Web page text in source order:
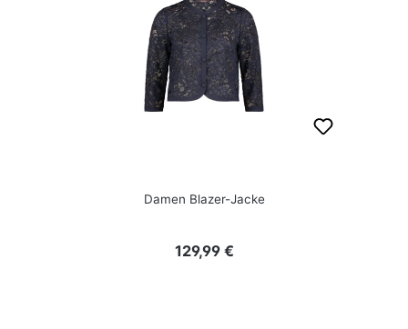
Damen Blazer-Jacke
Regulärer Preis:
129,99 €